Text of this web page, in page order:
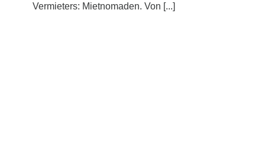
Vermieters: Mietnomaden. Von [...]